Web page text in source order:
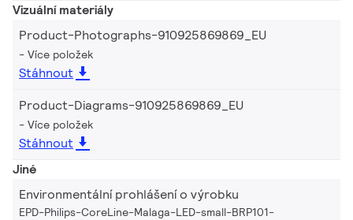
Vizuální materiály
Product-Photographs-910925869869_EU
Více položek
Stáhnout
Product-Diagrams-910925869869_EU
Více položek
Stáhnout
Jiné
Environmentální prohlášení o výrobku
EPD-Philips-CoreLine-Malaga-LED-small-BRP101-